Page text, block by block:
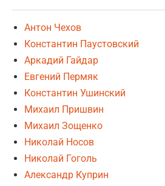
Антон Чехов
Константин Паустовский
Аркадий Гайдар
Евгений Пермяк
Константин Ушинский
Михаил Пришвин
Михаил Зощенко
Николай Носов
Николай Гоголь
Александр Куприн